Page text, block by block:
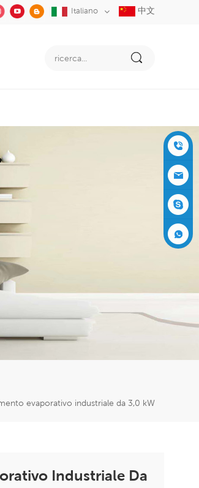
Italiano 中文
evaporativo industriale da 3,0 kW
Industriale Da
+86-05
91-2353
3555
siboly@s
iboly.co
evaporat
er
5951777